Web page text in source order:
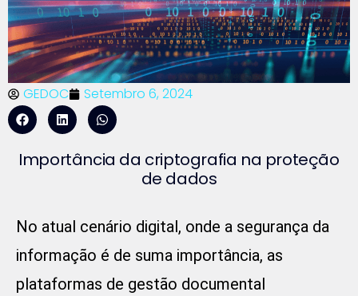
GEDOC Setembro 6, 2024
Importância da criptografia na proteção
de dados
No atual cenário digital, onde a segurança da
informação é de suma importância, as
plataformas de gestão documental